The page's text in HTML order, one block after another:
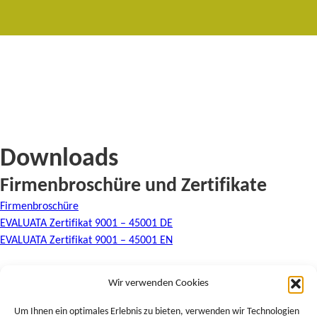
Wir verwenden Cookies
Um Ihnen ein optimales Erlebnis zu bieten, verwenden wir Technologien
Downloads
Firmenbroschüre und Zertifikate
Firmenbroschüre
EVALUATA Zertifikat 9001 – 45001 DE
EVALUATA Zertifikat 9001 – 45001 EN
Zertifikat ISO9001 | ISO45001 (deutsch)